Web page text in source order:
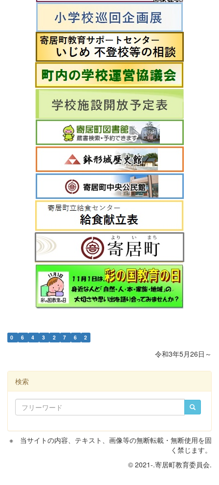
0 6 4 3 2 7 6 2
令和3年5月26日～
検索
※ 当サイトの内容、テキスト、画像等の無断転載・無断使用を固
く禁じます。
© 2021-.寄居町教育委員会.